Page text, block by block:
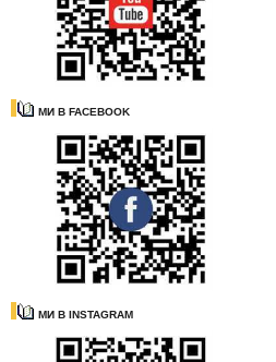
МИ В FACEBOOK
МИ В INSTAGRAM